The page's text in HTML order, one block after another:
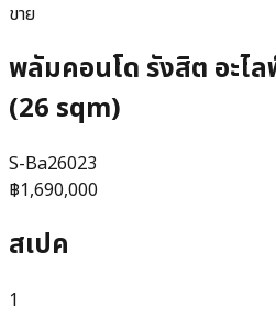
ขาย
พลัมคอนโด รังสิต อะไ
(26 sqm)
S-Ba26023
฿1,690,000
สเปค
1